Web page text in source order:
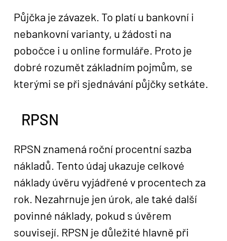
Půjčka je závazek. To platí u bankovní i
nebankovní varianty, u žádosti na
pobočce i u online formuláře. Proto je
dobré rozumět základním pojmům, se
kterými se při sjednávání půjčky setkáte.
RPSN
RPSN znamená roční procentní sazba
nákladů. Tento údaj ukazuje celkové
náklady úvěru vyjádřené v procentech za
rok. Nezahrnuje jen úrok, ale také další
povinné náklady, pokud s úvěrem
souvisejí. RPSN je důležité hlavně při